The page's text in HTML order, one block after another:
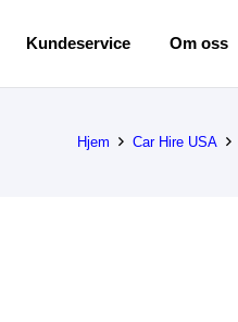
Kundeservice Om oss
Hjem Car Hire USA